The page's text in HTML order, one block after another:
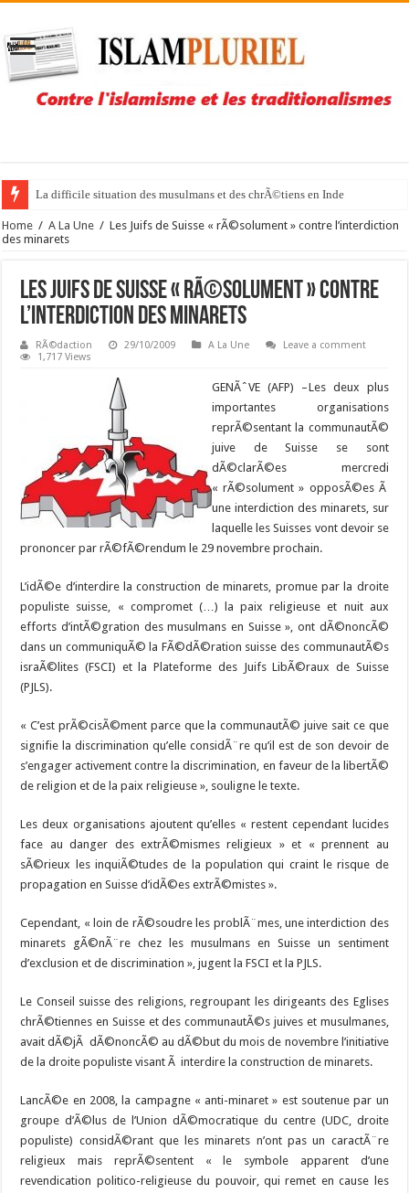
La difficile situation des musulmans et des chrÃ©tiens en Inde
Home / A La Une / Les Juifs de Suisse « rÃ©solument » contre l’interdiction
des minarets
Les Juifs de Suisse « rÃ©solument » contre
l’interdiction des minarets
RÃ©daction 29/10/2009 A La Une
Leave a comment
1,717 Views
GENÃˆVE (AFP) –Les deux plus
importantes organisations
reprÃ©sentant la communautÃ©
juive de Suisse se sont
dÃ©clarÃ©es mercredi
« rÃ©solument » opposÃ©es Ã
une interdiction des minarets, sur
laquelle les Suisses vont devoir se
prononcer par rÃ©fÃ©rendum le 29 novembre prochain.
L’idÃ©e d’interdire la construction de minarets, promue par la droite
populiste suisse, « compromet (…) la paix religieuse et nuit aux
efforts d’intÃ©gration des musulmans en Suisse », ont dÃ©noncÃ©
dans un communiquÃ© la FÃ©dÃ©ration suisse des communautÃ©s
israÃ©lites (FSCI) et la Plateforme des Juifs LibÃ©raux de Suisse
(PJLS).
« C’est prÃ©cisÃ©ment parce que la communautÃ© juive sait ce que
signifie la discrimination qu’elle considÃ¨re qu’il est de son devoir de
s’engager activement contre la discrimination, en faveur de la libertÃ©
de religion et de la paix religieuse », souligne le texte.
Les deux organisations ajoutent qu’elles « restent cependant lucides
face au danger des extrÃ©mismes religieux » et « prennent au
sÃ©rieux les inquiÃ©tudes de la population qui craint le risque de
propagation en Suisse d’idÃ©es extrÃ©mistes ».
Cependant, « loin de rÃ©soudre les problÃ¨mes, une interdiction des
minarets gÃ©nÃ¨re chez les musulmans en Suisse un sentiment
d’exclusion et de discrimination », jugent la FSCI et la PJLS.
Le Conseil suisse des religions, regroupant les dirigeants des Eglises
chrÃ©tiennes en Suisse et des communautÃ©s juives et musulmanes,
avait dÃ©jÃ dÃ©noncÃ© au dÃ©but du mois de novembre l’initiative
de la droite populiste visant Ã interdire la construction de minarets.
LancÃ©e en 2008, la campagne « anti-minaret » est soutenue par un
groupe d’Ã©lus de l’Union dÃ©mocratique du centre (UDC, droite
populiste) considÃ©rant que les minarets n’ont pas un caractÃ¨re
religieux mais reprÃ©sentent « le symbole apparent d’une
revendication politico-religieuse du pouvoir, qui remet en cause les